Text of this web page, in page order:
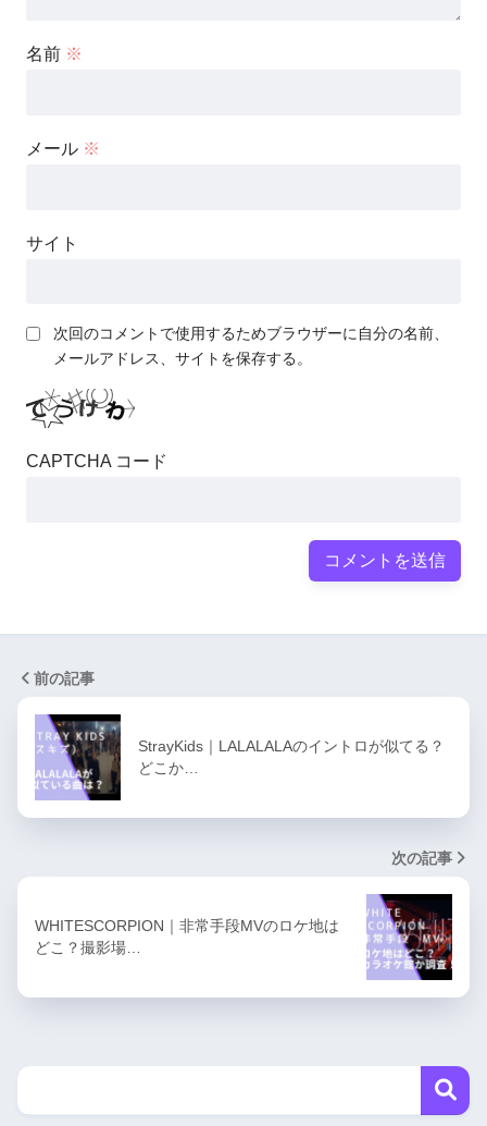
名前 ※
メール ※
サイト
次回のコメントで使用するためブラウザーに自分の名前、
メールアドレス、サイトを保存する。
CAPTCHA コード
前の記事
StrayKids｜LALALALAのイントロが似てる？
どこか…
次の記事
WHITESCORPION｜非常手段MVのロケ地は
どこ？撮影場…